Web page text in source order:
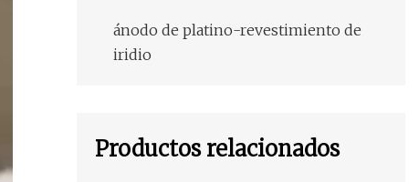
ánodo de platino-revestimiento de
iridio
Productos relacionados